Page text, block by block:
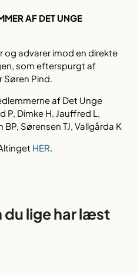
AF DET UNGE
advarer imod en direkte
som efterspurgt af
Pind.
af Det Unge
P, Dimke H, Jauffred L,
Sørensen TJ, Vallgårda K
HER
du lige har læst